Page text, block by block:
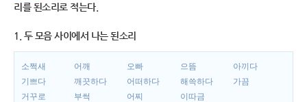
리를 된소리로 적는다.
1. 두 모음 사이에서 나는 된소리
소쩍새 어깨 오빠 으뜸
아끼다
기쁘다
깨끗하다 어떠하다 해쓱하다
가끔
거꾸로
부썩 어찌 이따금